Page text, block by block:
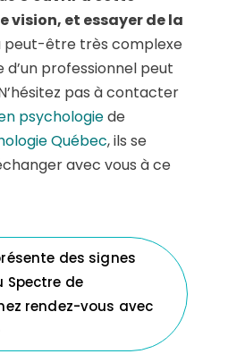
vision, et essayer de la
peut-être très complexe
d’un professionnel peut
pas à contacter
psychologiede
Québec, ils se
avec vous à ce
des signes
Spectre de
rendez-vous avec